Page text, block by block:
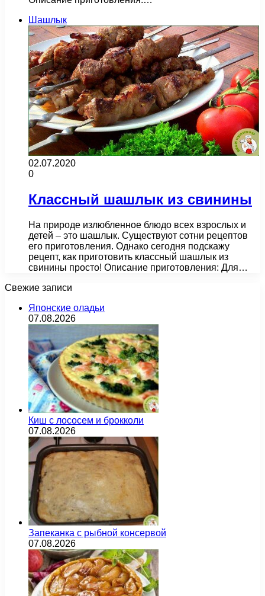
Шашлык
02.07.2020
0
Классный шашлык из свинины
На природе излюбленное блюдо всех взрослых и
детей – это шашлык. Существуют сотни рецептов
его приготовления. Однако сегодня подскажу
рецепт, как приготовить классный шашлык из
свинины просто! Описание приготовления: Для…
Свежие записи
Японские оладьи
07.08.2026
Киш с лососем и брокколи
07.08.2026
Запеканка с рыбной консервой
07.08.2026